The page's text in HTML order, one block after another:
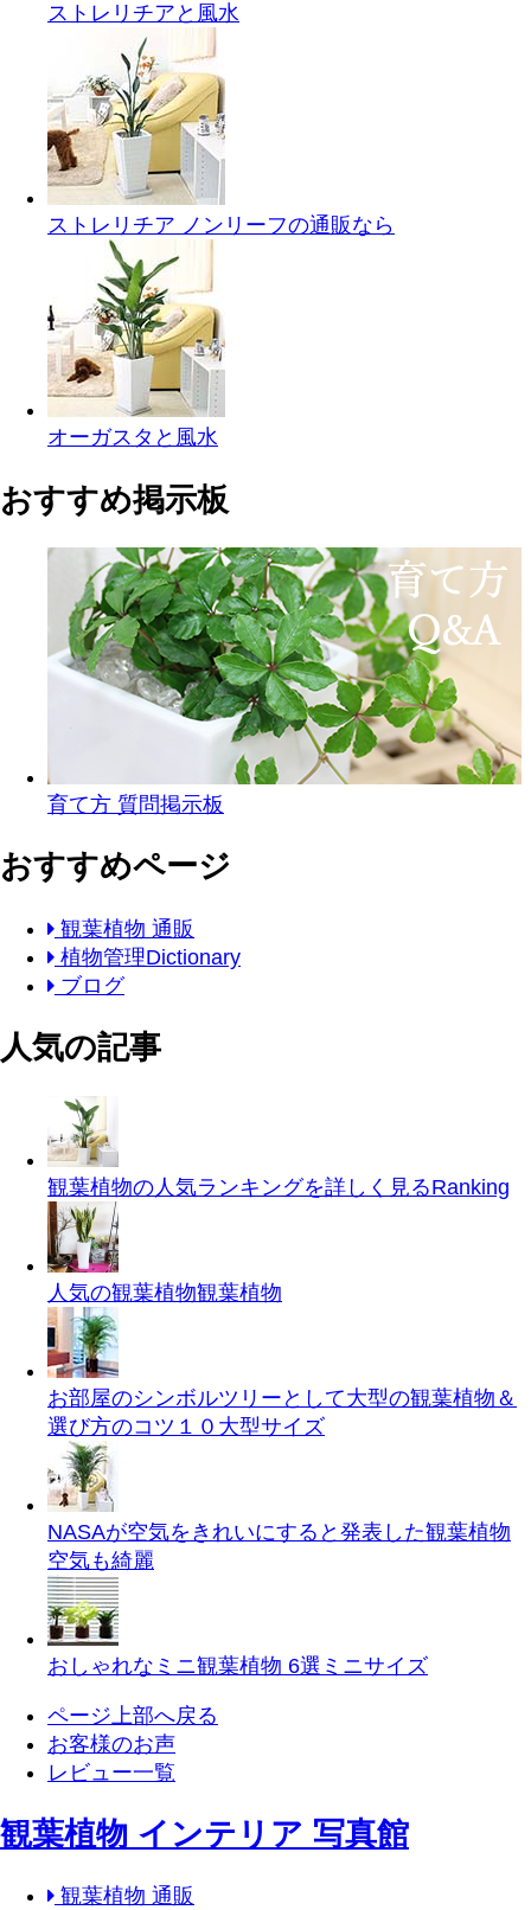
ストレリチアと風水
ストレリチア ノンリーフの通販なら
オーガスタと風水
おすすめ掲示板
育て方 質問掲示板
おすすめページ
観葉植物 通販
植物管理Dictionary
ブログ
人気の記事
観葉植物の人気ランキングを詳しく見るRanking
人気の観葉植物観葉植物
お部屋のシンボルツリーとして大型の観葉植物＆
選び方のコツ１０ 大型サイズ
NASAが空気をきれいにすると発表した観葉植物
空気も綺麗
おしゃれなミニ観葉植物 6選 ミニサイズ
ページ上部へ戻る
お客様のお声
レビュー一覧
観葉植物 インテリア 写真館
観葉植物 通販